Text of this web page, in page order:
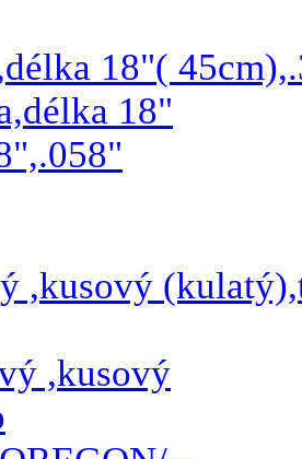
18"(
,kusový